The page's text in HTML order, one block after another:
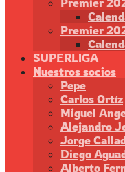
Premier
SUPERLIGA
Nuestros socios
Pepe
Carlos Ortíz
Miguel
Alejandro
Jorge
Diego
Alberto